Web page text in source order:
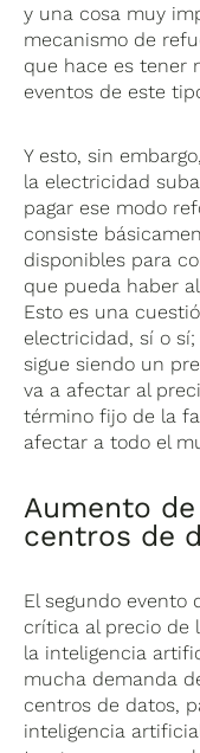
y una cosa muy
mecanismo de
que hace es tener
eventos de este
Y esto, sin
la electricidad
pagar ese modo
consiste
disponibles para
que pueda haber
Esto es una
electricidad, sí o
sigue siendo un
va a afectar al
término fijo de la
afectar a todo el
Aumento
centros de
El segundo evento
crítica al precio de
la inteligencia
mucha demanda
centros de datos,
inteligencia